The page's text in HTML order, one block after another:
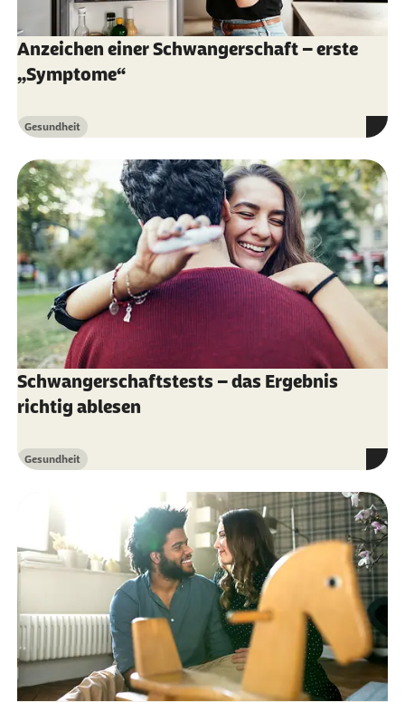
Anzeichen einer Schwangerschaft – erste
„Symptome“
Kategorie
Gesundheit
Schwangerschaftstests – das Ergebnis
richtig ablesen
Kategorie
Gesundheit